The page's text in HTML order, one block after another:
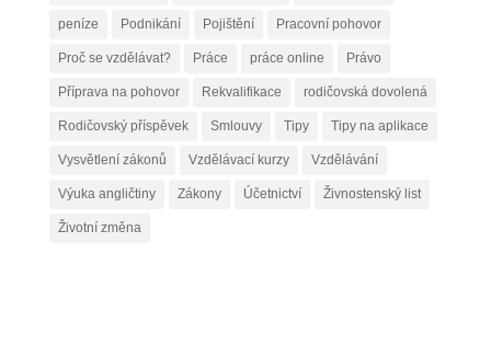
peníze Podnikání Pojištění Pracovní pohovor
Proč se vzdělávat? Práce práce online Právo
Příprava na pohovor Rekvalifikace rodičovská dovolená
Rodičovský příspěvek Smlouvy Tipy Tipy na aplikace
Vysvětlení zákonů Vzdělávací kurzy Vzdělávání
Výuka angličtiny Zákony Účetnictví Živnostenský list
Životní změna